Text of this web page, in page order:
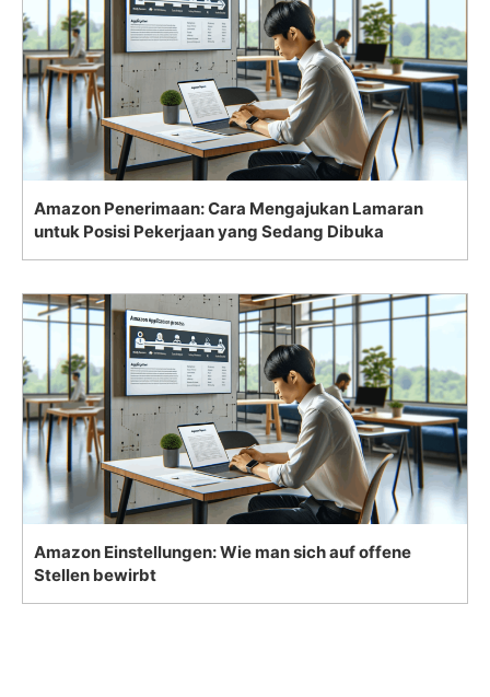
Amazon Penerimaan: Cara Mengajukan Lamaran
untuk Posisi Pekerjaan yang Sedang Dibuka
Amazon Einstellungen: Wie man sich auf offene
Stellen bewirbt